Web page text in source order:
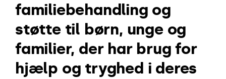
familiebehandling og
støtte til børn, unge og
familier, der har brug for
hjælp og tryghed i deres